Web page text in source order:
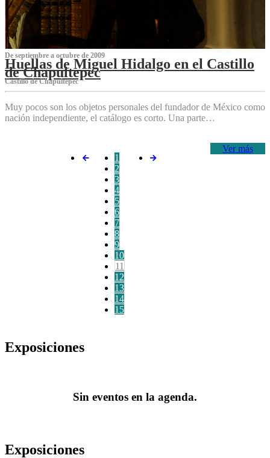
De septiembre a octubre de 2009
Huellas de Miguel Hidalgo en el Castillo
de Chapultepec
Castillo de Chapultepec
Muy pocos son los objetos personales del fundador de México como
nación independiente, el catálogo es corto. Una parte…
Ver más
1
2
3
4
5
6
7
8
9
10
11
12
13
14
15
Exposiciones
Sin eventos en la agenda.
Exposiciones